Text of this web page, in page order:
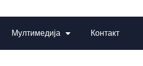
Мултимедија Контакт